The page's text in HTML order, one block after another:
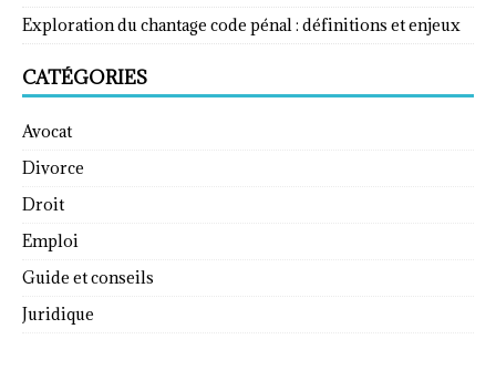
Exploration du chantage code pénal : définitions et enjeux
CATÉGORIES
Avocat
Divorce
Droit
Emploi
Guide et conseils
Juridique